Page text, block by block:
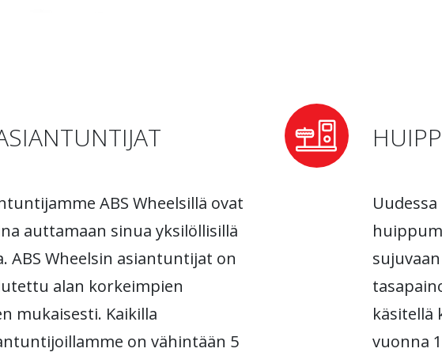
ABS Wheelsillä ovat
auttamaan sinua yksilöllisillä
ABS Wheelsin asiantuntijat on
alan korkeimpien
mukaisesti. Kaikilla
on vähintään 5
käsitellä
vuonna